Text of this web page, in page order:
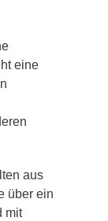
eine
aus
über ein
mit